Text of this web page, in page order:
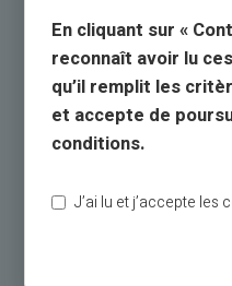
En cliquant sur «
reconnaît avoir lu
qu’il remplit les
et accepte de
conditions.
J’ai lu et j’accepte les